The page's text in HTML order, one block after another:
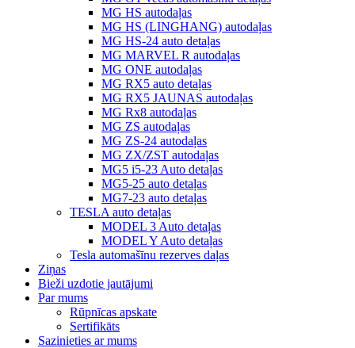
MG HS autodaļas
MG HS (LINGHANG) autodaļas
MG HS-24 auto detaļas
MG MARVEL R autodaļas
MG ONE autodaļas
MG RX5 auto detaļas
MG RX5 JAUNAS autodaļas
MG Rx8 autodaļas
MG ZS autodaļas
MG ZS-24 autodaļas
MG ZX/ZST autodaļas
MG5 i5-23 Auto detaļas
MG5-25 auto detaļas
MG7-23 auto detaļas
TESLA auto detaļas
MODEL 3 Auto detaļas
MODEL Y Auto detaļas
Tesla automašīnu rezerves daļas
Ziņas
Bieži uzdotie jautājumi
Par mums
Rūpnīcas apskate
Sertifikāts
Sazinieties ar mums